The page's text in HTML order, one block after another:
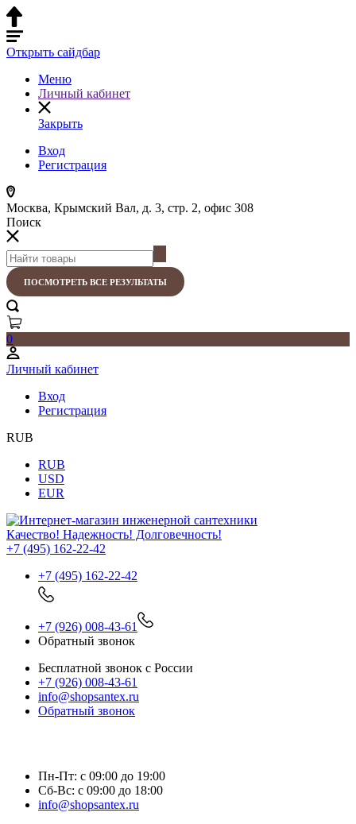
Открыть сайдбар
Меню
Личный кабинет
Закрыть
Вход
Регистрация
Москва, Крымский Вал, д. 3, стр. 2, офис 308
Поиск
ПОСМОТРЕТЬ ВСЕ РЕЗУЛЬТАТЫ
0
Личный кабинет
Вход
Регистрация
RUB
RUB
USD
EUR
Качество! Надежность! Долговечность!
+7 (495) 162-22-42
+7 (495) 162-22-42
+7 (926) 008-43-61
Обратный звонок
Бесплатной звонок с России
+7 (926) 008-43-61
info@shopsantex.ru
Обратный звонок
Пн-Пт: с 09:00 до 19:00
Сб-Вс: с 09:00 до 18:00
info@shopsantex.ru